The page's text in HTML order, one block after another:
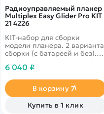
Радиоуправляемый планер
Multiplex Easy Glider Pro KIT
21 4226
KIT-набор для сборки
модели планера. 2 варианта
сборки (с батареей и без).
Легкая и прочная
пилотаж.
6 040 ₽
В корзину
Купить в 1 клик